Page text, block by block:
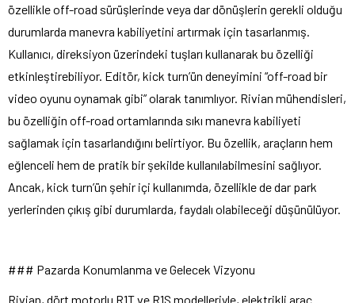
özellikle off-road sürüşlerinde veya dar dönüşlerin gerekli olduğu
durumlarda manevra kabiliyetini artırmak için tasarlanmış.
Kullanıcı, direksiyon üzerindeki tuşları kullanarak bu özelliği
etkinleştirebiliyor. Editör, kick turn’ün deneyimini “off-road bir
video oyunu oynamak gibi” olarak tanımlıyor. Rivian mühendisleri,
bu özelliğin off-road ortamlarında sıkı manevra kabiliyeti
sağlamak için tasarlandığını belirtiyor. Bu özellik, araçların hem
eğlenceli hem de pratik bir şekilde kullanılabilmesini sağlıyor.
Ancak, kick turn’ün şehir içi kullanımda, özellikle de dar park
yerlerinden çıkış gibi durumlarda, faydalı olabileceği düşünülüyor.
### Pazarda Konumlanma ve Gelecek Vizyonu
Rivian, dört motorlu R1T ve R1S modelleriyle, elektrikli araç